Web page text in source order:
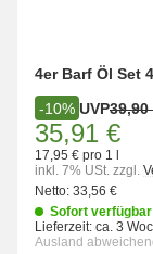
4er Barf Öl Set
-10% UVP39,90
35,91 €
17,95 € pro 1 l
inkl. 7% USt. zzgl.
Netto: 33,56 €
Sofort verfügbar
Lieferzeit: ca. 3
Ausland